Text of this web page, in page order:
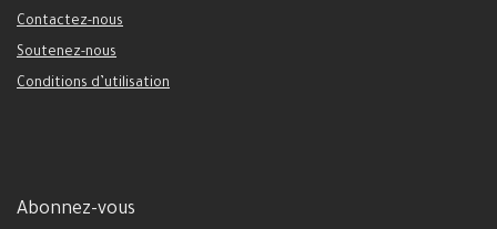
Contactez-nous
Soutenez-nous
Conditions d’utilisation
Abonnez-vous